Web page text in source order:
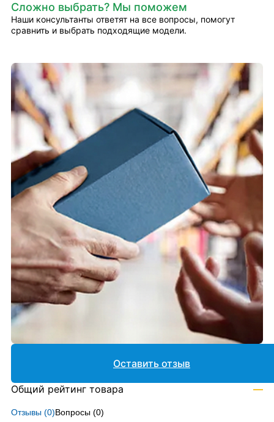
Сложно выбрать? Мы поможем
Наши консультанты ответят на все вопросы, помогут
сравнить и выбрать подходящие модели.
Отзывы (0)Вопросы (0)
Оставить отзыв
Общий рейтинг товара —